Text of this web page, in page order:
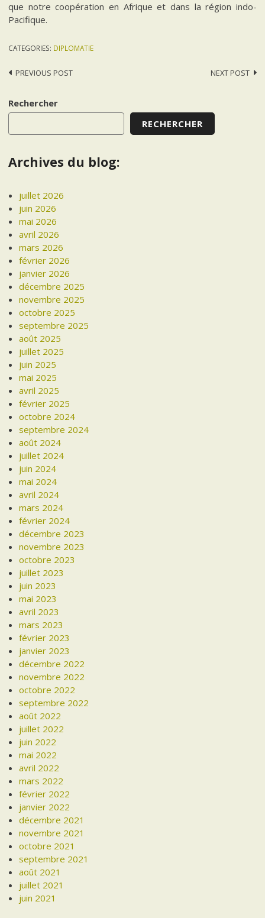
que notre coopération en Afrique et dans la région indo-
Pacifique.
CATEGORIES: DIPLOMATIE
Post
PREVIOUS POST NEXT POST
Rechercher
RECHERCHER
Archives du blog:
juillet 2026
juin 2026
mai 2026
avril 2026
mars 2026
février 2026
janvier 2026
décembre 2025
novembre 2025
octobre 2025
septembre 2025
août 2025
juillet 2025
juin 2025
mai 2025
avril 2025
février 2025
octobre 2024
septembre 2024
août 2024
juillet 2024
juin 2024
mai 2024
avril 2024
mars 2024
février 2024
décembre 2023
novembre 2023
octobre 2023
juillet 2023
juin 2023
mai 2023
avril 2023
mars 2023
février 2023
janvier 2023
décembre 2022
novembre 2022
octobre 2022
septembre 2022
août 2022
juillet 2022
juin 2022
mai 2022
avril 2022
mars 2022
février 2022
janvier 2022
décembre 2021
novembre 2021
octobre 2021
septembre 2021
août 2021
juillet 2021
juin 2021